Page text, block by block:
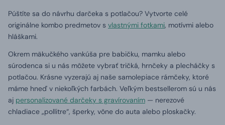
Púštíte sa do návrhu darčeka s potlačou? Vytvorte celé
originálne kombo predmetov s vlastnými fotkami, motívmi alebo
hláškami.
Okrem mäkučkého vankúša pre babičku, mamku alebo
súrodenca si u nás môžete vybrať tričká, hrnčeky a plecháčky s
potlačou. Krásne vyzerajú aj naše samolepiace rámčeky, ktoré
máme hneď v niekoľkých farbách. Veľkým bestsellerom sú u nás
aj personalizované darčeky s gravírovaním — nerezové
chladiace „pollitre“, šperky, vône do auta alebo ploskačky.